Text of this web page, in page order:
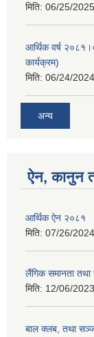
मिति: 06/25/
आर्थिक वर्ष
कार्यक्रम)
मिति: 06/24/
अन्य
ऐन, कानुन
आर्थिक ऐन २०८१
मिति: 07/26/
लैंगिक समानता
मिति: 12/06/
बाल क्लब, तथा